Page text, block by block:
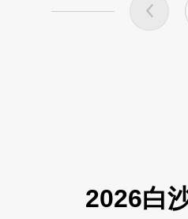
2026白